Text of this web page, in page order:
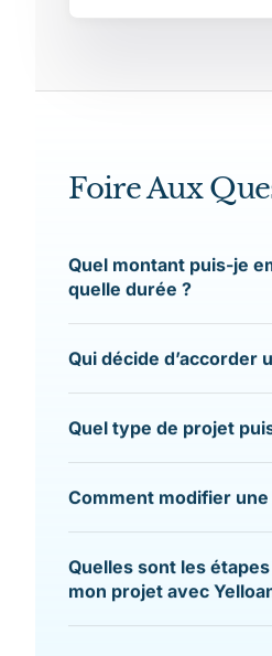
Foire Aux
Quel montant puis-je
quelle durée ?
Qui décide d’accorder
Quel type de projet
Comment modifier
Quelles sont les
mon projet avec